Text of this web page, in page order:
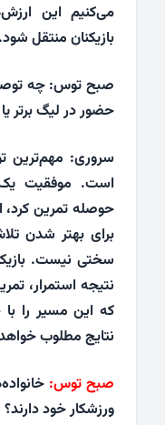
می‌کنیم این
بازیکنان منتقل شود.
صبح توس: چه
حضور در لیگ برتر
سروری: مهم‌ترین
است. موفقیت
حوصله تمرین
برای بهتر شدن
سختی نیست.
نتیجه استمرار،
که این مسیر را
نتایج مطلوب
صبح توس:
ورزشکار خود دارند؟